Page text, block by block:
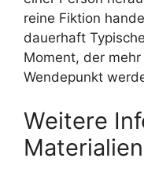
reine Fiktion
dauerhaft
Moment, der
Wendepunkt
Weitere
Materialien